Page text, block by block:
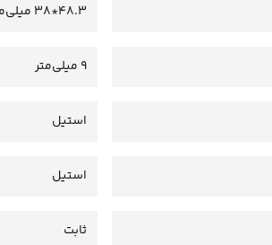
48.3*38 میلی‌متر
9 میلی‌متر
استیل
استیل
ثابت